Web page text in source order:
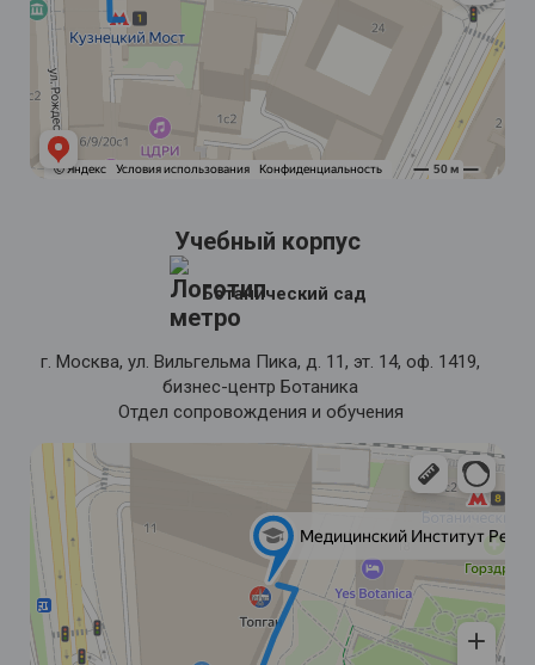
Учебный корпус
Ботанический сад
г. Москва, ул. Вильгельма Пика, д. 11, эт. 14, оф. 1419,
бизнес-центр Ботаника
Отдел сопровождения и обучения